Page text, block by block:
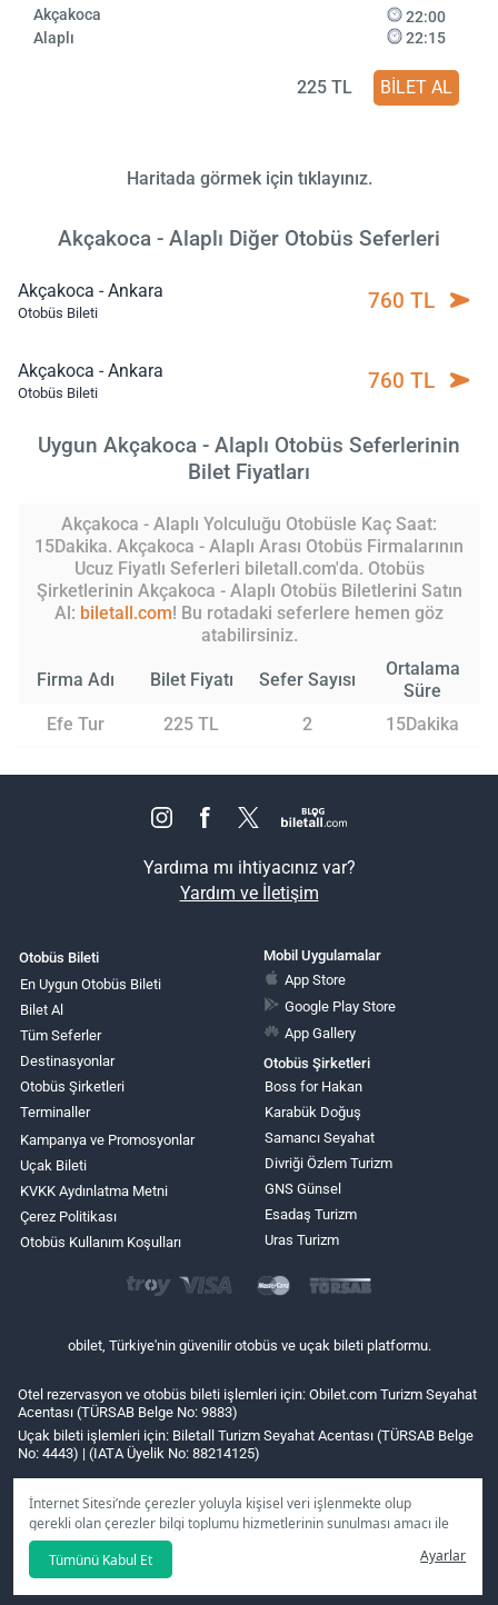
İnternet Sitesi’nde çerezler yoluyla kişisel veri işlenmekte olup
gerekli olan çerezler bilgi toplumu hizmetlerinin sunulması amacı ile
kullanılmaktadır. Tercihleriniz doğrultusunda size özel
kişiselleştirilmiş çerezleri ve özel kampanyaları
seçeneğine
tıklamanız halinde kullanımınıza sunamayacağız.
Tümünü Kabul Et Ayarlar
Akçakoca
Alaplı
22:00
22:15
225 TL BİLET AL
Haritada görmek için tıklayınız.
Akçakoca - Alaplı Diğer Otobüs Seferleri
Akçakoca - Ankara
Otobüs Bileti 760 TL
Akçakoca - Ankara
Otobüs Bileti 760 TL
Uygun Akçakoca - Alaplı Otobüs Seferlerinin
Bilet Fiyatları
Akçakoca - Alaplı Yolculuğu Otobüsle Kaç Saat:
15Dakika. Akçakoca - Alaplı Arası Otobüs Firmalarının
Ucuz Fiyatlı Seferleri biletall.com'da. Otobüs
Şirketlerinin Akçakoca - Alaplı Otobüs Biletlerini Satın
Al: biletall.com! Bu rotadaki seferlere hemen göz
atabilirsiniz.
Firma Adı Bilet Fiyatı Sefer Sayısı
Ortalama
Süre
Efe Tur
225 TL 2 15Dakika
Yardıma mı ihtiyacınız var?
Yardım ve İletişim
Otobüs Bileti
En Uygun Otobüs Bileti
Bilet Al
Tüm Seferler
Destinasyonlar
Otobüs Şirketleri
Terminaller
Kampanya ve Promosyonlar
Uçak Bileti
KVKK Aydınlatma Metni
Çerez Politikası
Otobüs Kullanım Koşulları
Mobil Uygulamalar
App Store
Google Play Store
App Gallery
Otobüs Şirketleri
Boss for Hakan
Karabük Doğuş
Samancı Seyahat
Divriği Özlem Turizm
GNS Günsel
Esadaş Turizm
Uras Turizm
obilet, Türkiye'nin güvenilir otobüs ve uçak bileti platformu.
Otel rezervasyon ve otobüs bileti işlemleri için: Obilet.com Turizm Seyahat
Acentası (TÜRSAB Belge No: 9883)
Uçak bileti işlemleri için: Biletall Turizm Seyahat Acentası (TÜRSAB Belge
No: 4443) | (IATA Üyelik No: 88214125)